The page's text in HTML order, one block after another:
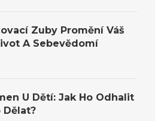
Zuby Promění Váš
A Sebevědomí
U Dětí: Jak Ho Odhalit
Dělat?